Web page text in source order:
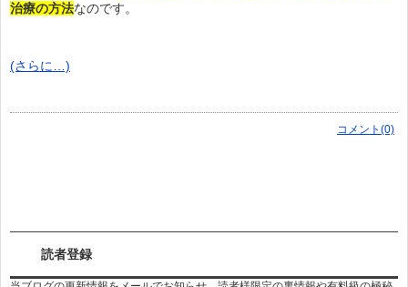
治療の方法なのです。
(さらに…)
コメント(0)
読者登録